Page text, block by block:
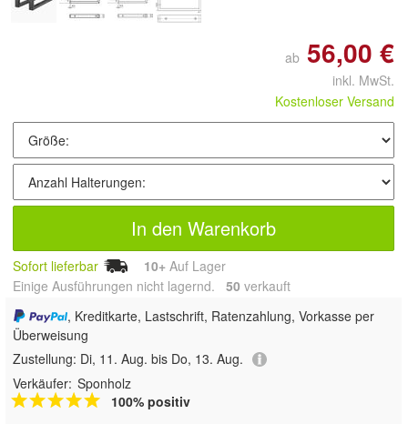
ab 56,00 €
inkl. MwSt.
Kostenloser Versand
In den Warenkorb
Sofort lieferbar 10+ Auf Lager
Einige Ausführungen nicht lagernd. 50 verkauft
, Kreditkarte, Lastschrift, Ratenzahlung, Vorkasse per
Überweisung
Zustellung: Di, 11. Aug. bis Do, 13. Aug.
Verkäufer: Sponholz
100% positiv